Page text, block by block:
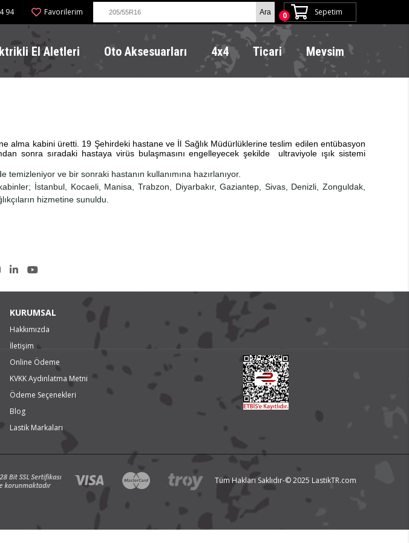
Sepetim
0
Favorilerim
94
El Aletleri Oto Aksesuarları 4x4 Ticari Mevsim
alma kabini üretti. 19 Şehirdeki hastane ve İl Sağlık Müdürlüklerine teslim edilen entübasyon
sonra sıradaki hastaya virüs bulaşmasını engelleyecek şekilde ultraviyole ışık sistemi
ve bir sonraki hastanın kullanımına hazırlanıyor.
; İstanbul, Kocaeli, Manisa, Trabzon, Diyarbakır, Gaziantep, Sivas, Denizli, Zonguldak,
hizmetine sunuldu.
KURUMSAL
Hakkımızda
İletişim
Online Ödeme
KVKK Aydınlatma Metni
Ödeme Seçenekleri
Blog
Lastik Markaları
Tüm Hakları Saklıdır-© 2025 LastikTR.com